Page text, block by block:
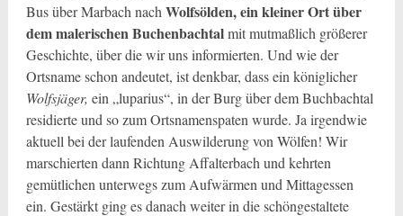
Bus über Marbach nach Wolfsölden, ein kleiner Ort über
dem malerischen Buchenbachtalmit mutmaßlich größerer
Geschichte, über die wir uns informierten. Und wie der
Ortsname schon andeutet, ist denkbar, dass ein königlicher
Wolfsjäger, ein „luparius“, in der Burg über dem Buchbachtal
residierte und so zum Ortsnamenspaten wurde. Ja irgendwie
aktuell bei der laufenden Auswilderung von Wölfen! Wir
marschierten dann Richtung Affalterbach und kehrten
gemütlichen unterwegs zum Aufwärmen und Mittagessen
ein. Gestärkt ging es danach weiter in die schöngestaltete